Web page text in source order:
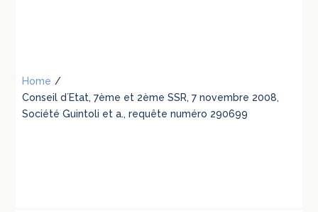
Home /
Conseil d´Etat, 7ème et 2ème SSR, 7 novembre 2008,
Société Guintoli et a., requête numéro 290699